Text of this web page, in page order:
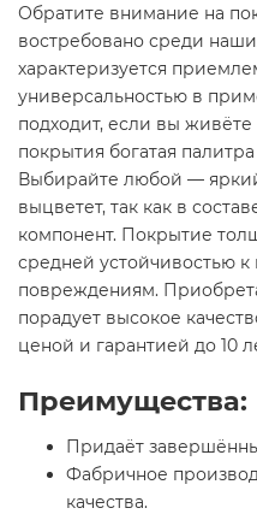
Обратите внимание на
востребовано среди
характеризуется
универсальностью в
подходит, если вы
покрытия богатая
Выбирайте любой —
выцветет, так как в
компонент. Покрытие
средней устойчивостью
повреждениям.
порадует высокое
ценой и гарантией до 10
Преимущества:
Придаёт
Фабричное
качества.